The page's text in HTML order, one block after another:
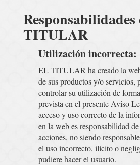
TITULAR
Utilización incorrecta:
EL TITULAR ha creado la
de sus productos y/o servicios,
controlar su utilización de
prevista en el presente Aviso
acceso y uso correcto de la
en la web es responsabilidad
acciones, no siendo
el uso incorrecto, ilícito o
pudiere hacer el usuario.